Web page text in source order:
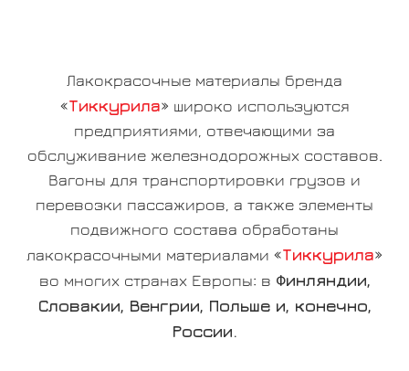
Лакокрасочные материалы бренда
«Тиккурила» широко используются
предприятиями, отвечающими за
обслуживание железнодорожных составов.
Вагоны для транспортировки грузов и
перевозки пассажиров, а также элементы
подвижного состава обработаны
лакокрасочными материалами «Тиккурила»
во многих странах Европы: в Финляндии,
Словакии, Венгрии, Польше и, конечно,
России.